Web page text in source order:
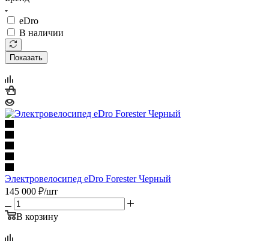
eDro
В наличии
Показать
Электровелосипед eDro Forester Черный
145 000 ₽/шт
В корзину